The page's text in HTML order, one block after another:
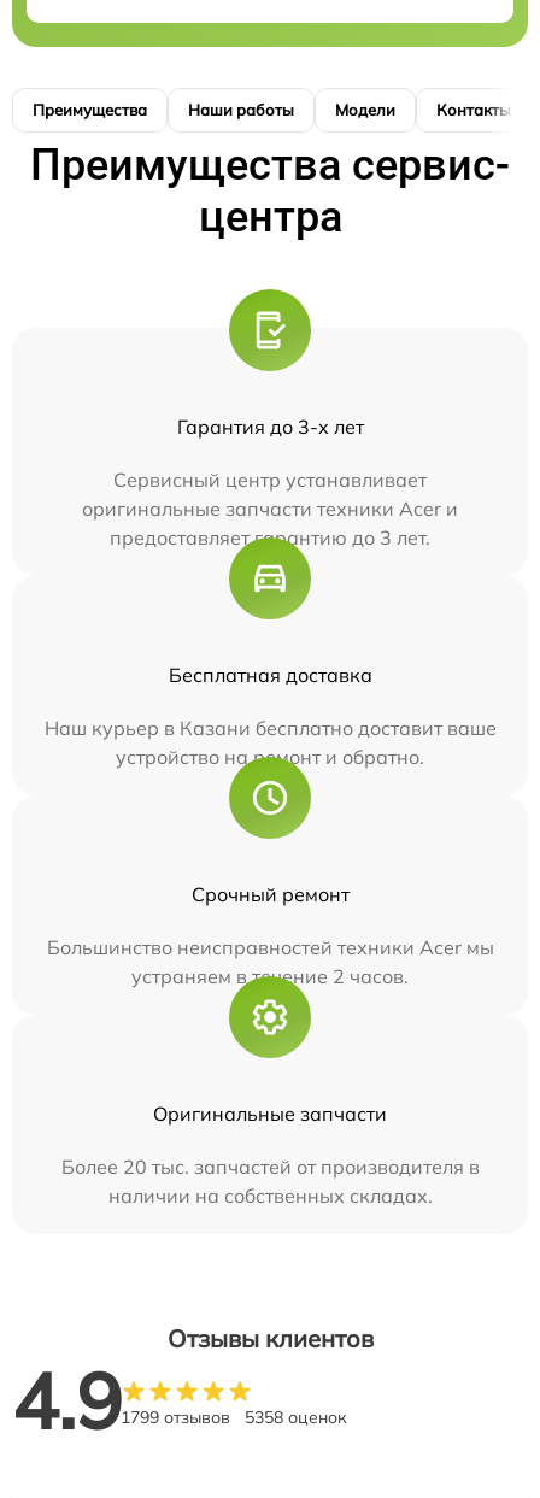
Преимущества Наши работы Модели Контакты
Преимущества сервис-
центра
Гарантия до 3-х лет
Сервисный центр устанавливает
оригинальные запчасти техники Acer и
предоставляет гарантию до 3 лет.
Бесплатная доставка
Наш курьер в Казани бесплатно доставит ваше
устройство на ремонт и обратно.
Срочный ремонт
Большинство неисправностей техники Acer мы
устраняем в течение 2 часов.
Оригинальные запчасти
Более 20 тыс. запчастей от производителя в
наличии на собственных складах.
Отзывы клиентов
4.91799 отзывов 5358 оценок